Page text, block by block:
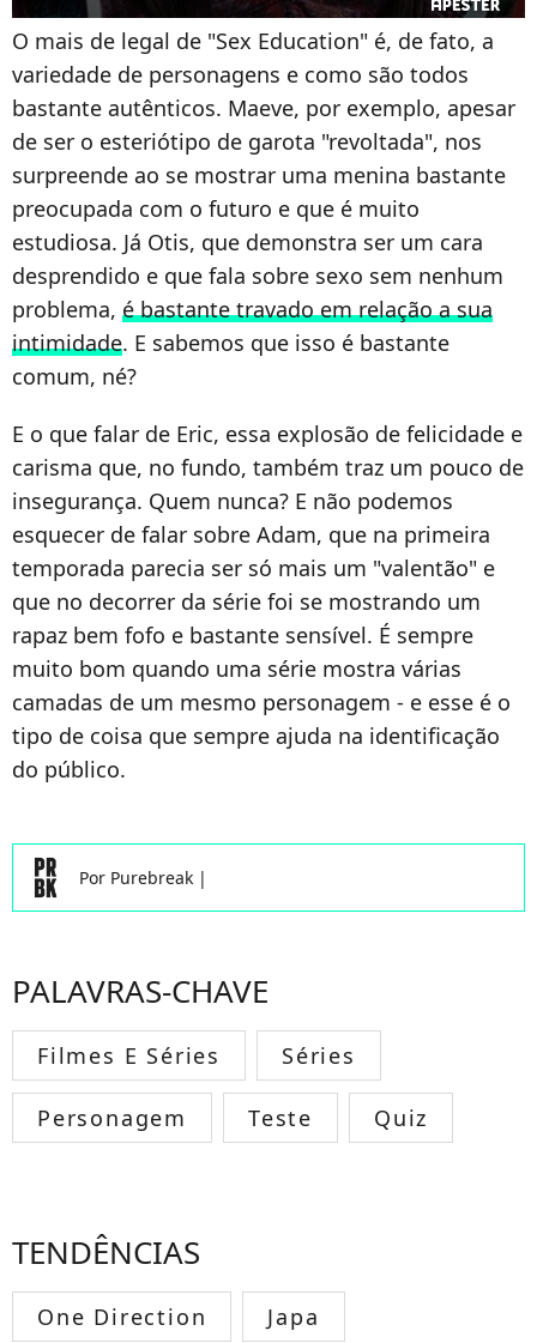
O mais de legal de "Sex Education" é, de fato, a
variedade de personagens e como são todos
bastante autênticos. Maeve, por exemplo, apesar
de ser o esteriótipo de garota "revoltada", nos
surpreende ao se mostrar uma menina bastante
preocupada com o futuro e que é muito
estudiosa. Já Otis, que demonstra ser um cara
desprendido e que fala sobre sexo sem nenhum
problema, é bastante travado em relação a sua
intimidade. E sabemos que isso é bastante
comum, né?
E o que falar de Eric, essa explosão de felicidade e
carisma que, no fundo, também traz um pouco de
insegurança. Quem nunca? E não podemos
esquecer de falar sobre Adam, que na primeira
temporada parecia ser só mais um "valentão" e
que no decorrer da série foi se mostrando um
rapaz bem fofo e bastante sensível. É sempre
muito bom quando uma série mostra várias
camadas de um mesmo personagem - e esse é o
tipo de coisa que sempre ajuda na identificação
do público.
Por Purebreak |
PALAVRAS-CHAVE
Filmes E Séries Séries
Personagem Teste Quiz
TENDÊNCIAS
One Direction Japa